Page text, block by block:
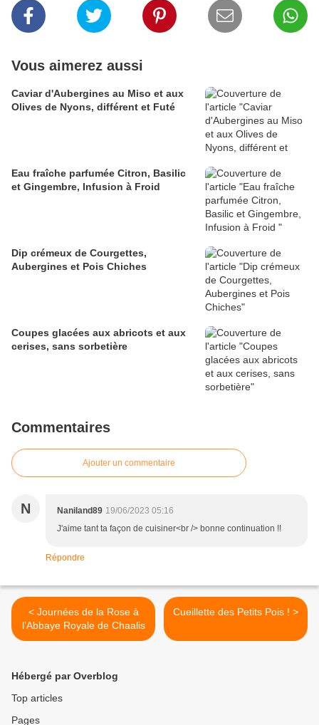
Vous aimerez aussi
Caviar d'Aubergines au Miso et aux
Olives de Nyons, différent et Futé
Eau fraîche parfumée Citron, Basilic
et Gingembre, Infusion à Froid
Dip crémeux de Courgettes,
Aubergines et Pois Chiches
Coupes glacées aux abricots et aux
cerises, sans sorbetière
Commentaires
Ajouter un commentaire
N Naniland89 19/06/2023 05:16
J'aime tant ta façon de cuisiner<br /> bonne continuation !!
Répondre
< Journées de la Rose à
l’Abbaye Royale de Chaalis
Cueillette des Petits Pois ! >
Hébergé par Overblog
Top articles
Pages